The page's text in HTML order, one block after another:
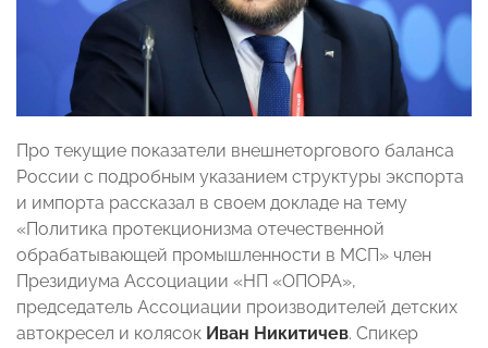
Про текущие показатели внешнеторгового баланса
России с подробным указанием структуры экспорта
и импорта рассказал в своем докладе на тему
«Политика протекционизма отечественной
обрабатывающей промышленности в МСП» член
Президиума Ассоциации «НП «ОПОРА»,
председатель Ассоциации производителей детских
автокресел и колясок Иван Никитичев. Спикер